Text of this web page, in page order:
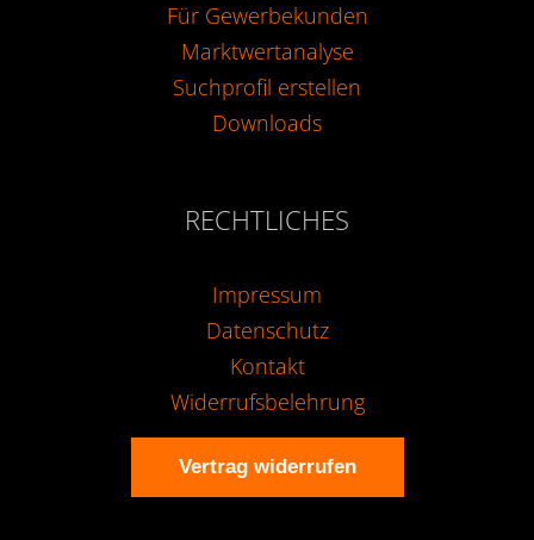
Für Gewerbekunden
Marktwertanalyse
Suchprofil erstellen
Downloads
RECHTLICHES
Impressum
Datenschutz
Kontakt
Widerrufsbelehrung
Vertrag widerrufen